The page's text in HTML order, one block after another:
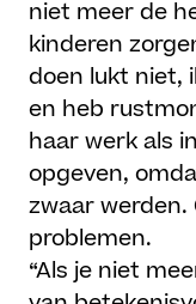
niet meer de
kinderen
doen lukt niet,
en heb
haar werk als
opgeven,
zwaar
problemen.
“Als je niet